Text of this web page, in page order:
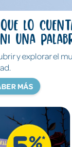
cuentan
palabra
el mundo de